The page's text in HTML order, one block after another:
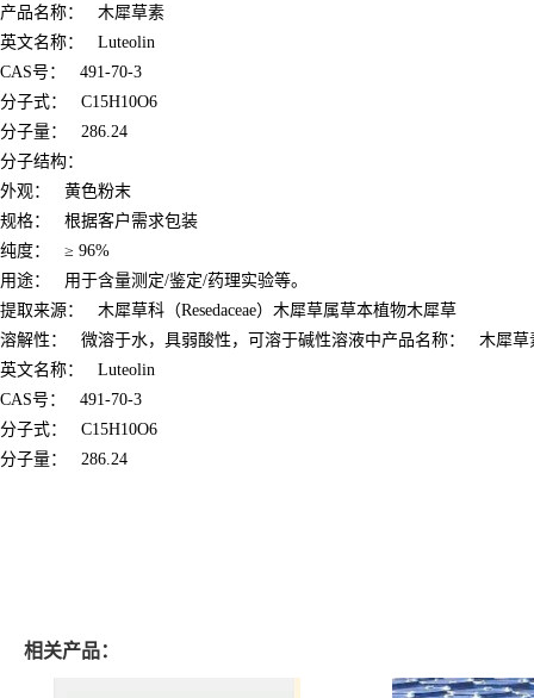
产品名称： 木犀草素
英文名称： Luteolin
CAS号： 491-70-3
分子式： C15H10O6
分子量： 286.24
分子结构：
外观： 黄色粉末
规格： 根据客户需求包装
纯度： ≥ 96%
用途： 用于含量测定/鉴定/药理实验等。
提取来源： 木犀草科（Resedaceae）木犀草属草本植物木犀草
溶解性： 微溶于水，具弱酸性，可溶于碱性溶液中产品名称： 木犀草
英文名称： Luteolin
CAS号： 491-70-3
分子式： C15H10O6
分子量： 286.24
相关产品：